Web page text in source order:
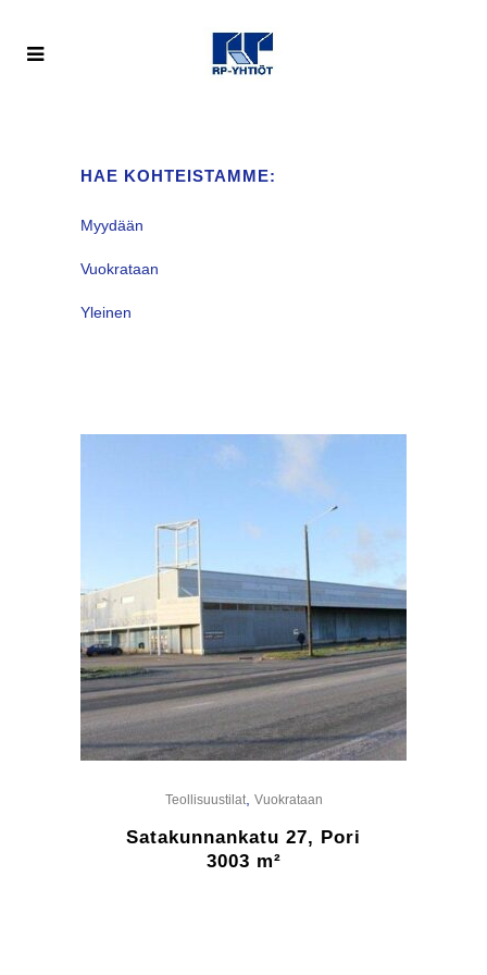
HAE KOHTEISTAMME:
Myydään
Vuokrataan
Yleinen
Teollisuustilat, Vuokrataan
Satakunnankatu 27, Pori
3003 m²